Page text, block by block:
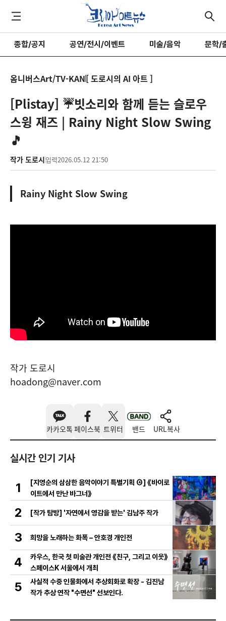
종합/공지 공연/전시/이벤트 미술/음악 문학/
옴니버스Art/TV-KAN[ 도로시의 AI 아트 ]
[Plistay] ☔빗소리와 함께 듣는 슬로우
스윙 재즈 | Rainy Night Slow Swing
🎵
작가 도로시입력2026.05.12 21:50
Rainy Night Slow Swing
작가 도로시
hoadong@naver.com
카카오톡 페이스북 트위터 밴드 URL복사
실시간 인기 기사
1
[지영순의 삼삼한 음악이야기 특별기획 ④] 《바이로
이트에서 만난 바그너》
2 [작가 탐방] '자연에서 영감을 받는' 김남주 작가
3 희망을 노래하는 화폭 – 안호경 개인전
4
카우스, 한국 첫 미술관 개인전 《친구, 그리고 이웃》
스페이스K 서울에서 개최
5
사실적 수중 인물화에서 추상회화로 확장 - 김진남
작가 추상 연작 "수면선" 선보인다.